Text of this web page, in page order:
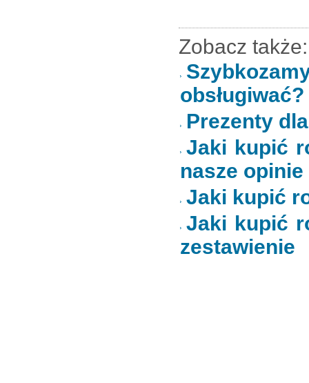
Zobacz także:
obsługiwać?
Prezenty
Jaki kupić
nasze opinie
Jaki kupić
Jaki kupić
zestawienie